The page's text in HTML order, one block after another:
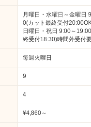
月曜日・水曜日～金曜日
0(カット最終受付
日曜日・祝日 9:00～
終受付18:30)時間外受付
毎週火曜日
9
4
¥4,860～